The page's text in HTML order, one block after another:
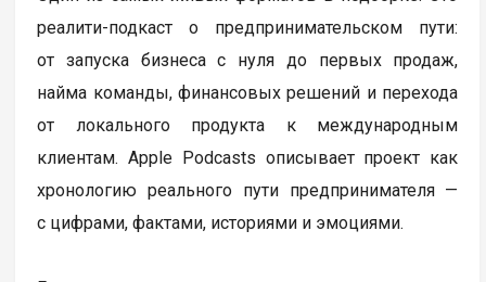
реалити-подкаст о предпринимательском пути:
от запуска бизнеса с нуля до первых продаж,
найма команды, финансовых решений и перехода
от локального продукта к международным
клиентам. Apple Podcasts описывает проект как
хронологию реального пути предпринимателя —
с цифрами, фактами, историями и эмоциями.